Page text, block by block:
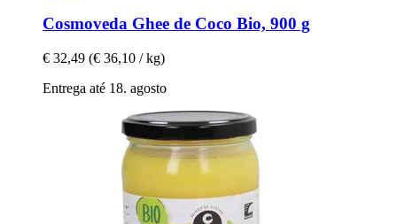
Cosmoveda Ghee de Coco Bio, 900 g
€ 32,49 (€ 36,10 / kg)
Entrega até 18. agosto